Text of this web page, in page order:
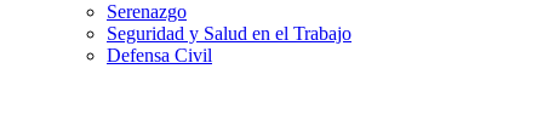
Serenazgo
Seguridad y Salud en el Trabajo
Defensa Civil